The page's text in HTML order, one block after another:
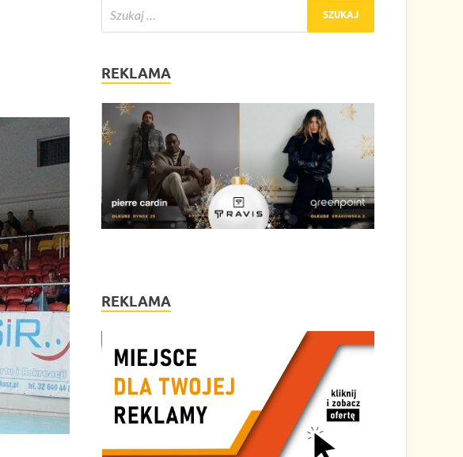
REKLAMA
REKLAMA